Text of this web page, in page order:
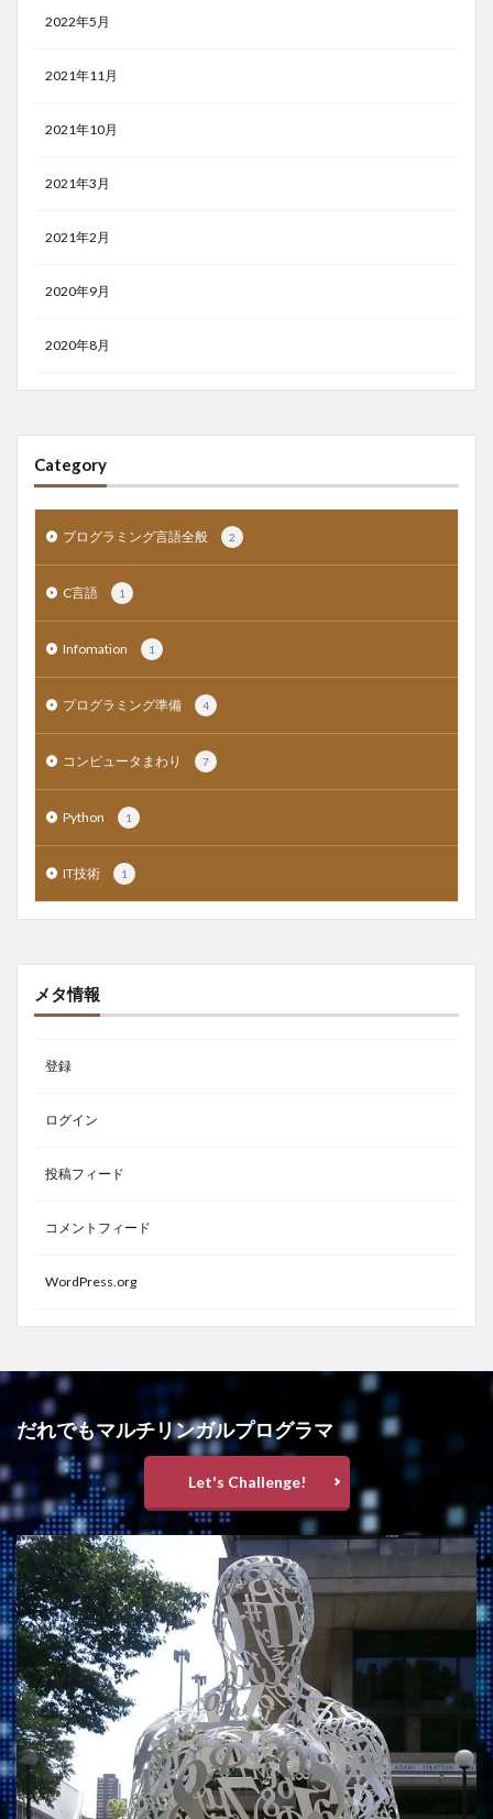
2022年5月
2021年11月
2021年10月
2021年3月
2021年2月
2020年9月
2020年8月
Category
プログラミング言語全般 2
C言語 1
Infomation 1
プログラミング準備 4
コンピュータまわり 7
Python 1
IT技術 1
メタ情報
登録
ログイン
投稿フィード
コメントフィード
WordPress.org
だれでもマルチリンガルプログラマ
Let's Challenge!